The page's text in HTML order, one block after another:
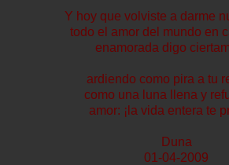
Y hoy que volviste a darme
todo el amor del mundo en
enamorada digo
ardiendo como pira a tu
como una luna llena y
amor: ¡la vida entera te
Duna
01-04-2009